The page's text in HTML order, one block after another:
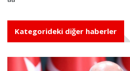
Kategorideki diğer haberler